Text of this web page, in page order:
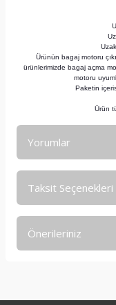
Ürünün bagaj motoru
ürünlerimizde bagaj açma
motoru
Paketin
Ürün
Yorumlar
Taksit Seçenekleri
Önerileriniz